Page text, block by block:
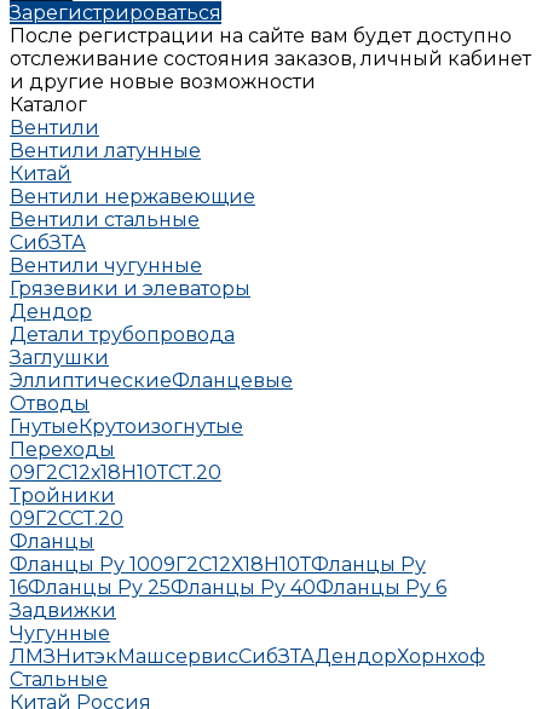
Зарегистрироваться
После регистрации на сайте вам будет доступно
отслеживание состояния заказов, личный кабинет
и другие новые возможности
Каталог
Вентили
Вентили латунные
Китай
Вентили нержавеющие
Вентили стальные
СибЗТА
Вентили чугунные
Грязевики и элеваторы
Дендор
Детали трубопровода
Заглушки
ЭллиптическиеФланцевые
Отводы
ГнутыеКрутоизогнутые
Переходы
09Г2С12х18Н10ТСТ.20
Тройники
09Г2ССТ.20
Фланцы
Фланцы Ру 1009Г2С12Х18Н10ТФланцы Ру
16Фланцы Ру 25Фланцы Ру 40Фланцы Ру 6
Задвижки
Чугунные
ЛМЗНитэкМашсервисСибЗТАДендорХорнхоф
Стальные
Китай Россия